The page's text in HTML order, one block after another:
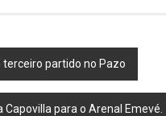
terceiro partido no Pazo
Capovilla para o Arenal Emevé.